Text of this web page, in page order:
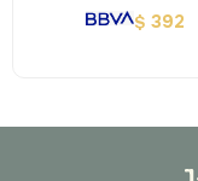
$ 392